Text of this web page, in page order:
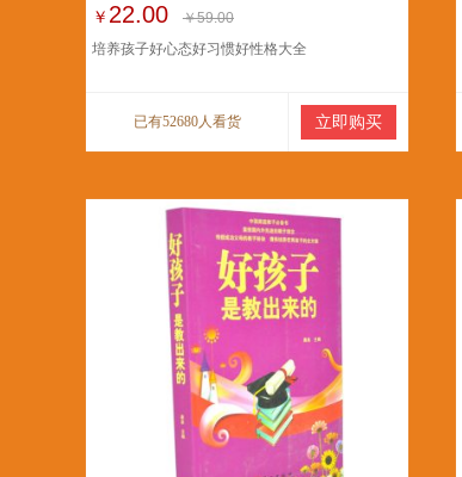
￥ 22.00
￥59.00
培养孩子好心态好习惯好性格大全
已有52680人看货 立即购买